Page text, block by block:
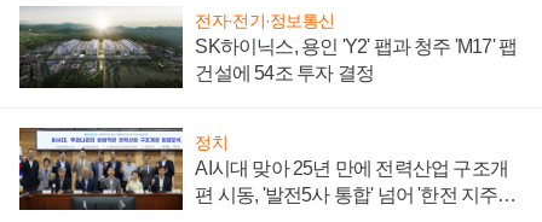
전자·전기·정보통신
SK하이닉스, 용인 'Y2' 팹과 청주 'M17' 팹
건설에 54조 투자 결정
정치
AI시대 맞아 25년 만에 전력산업 구조개
편 시동, '발전5사 통합' 넘어 '한전 지주사'